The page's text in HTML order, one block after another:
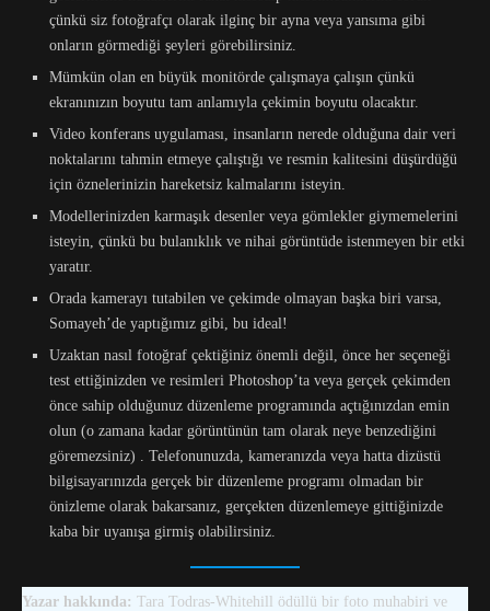
çünkü siz fotoğrafçı olarak ilginç bir ayna veya yansıma gibi
onların görmediği şeyleri görebilirsiniz.
Mümkün olan en büyük monitörde çalışmaya çalışın çünkü
ekranınızın boyutu tam anlamıyla çekimin boyutu olacaktır.
Video konferans uygulaması, insanların nerede olduğuna dair veri
noktalarını tahmin etmeye çalıştığı ve resmin kalitesini düşürdüğü
için öznelerinizin hareketsiz kalmalarını isteyin.
Modellerinizden karmaşık desenler veya gömlekler giymemelerini
isteyin, çünkü bu bulanıklık ve nihai görüntüde istenmeyen bir etki
yaratır.
Orada kamerayı tutabilen ve çekimde olmayan başka biri varsa,
Somayeh’de yaptığımız gibi, bu ideal!
Uzaktan nasıl fotoğraf çektiğiniz önemli değil, önce her seçeneği
test ettiğinizden ve resimleri Photoshop’ta veya gerçek çekimden
önce sahip olduğunuz düzenleme programında açtığınızdan emin
olun (o zamana kadar görüntünün tam olarak neye benzediğini
göremezsiniz) . Telefonunuzda, kameranızda veya hatta dizüstü
bilgisayarınızda gerçek bir düzenleme programı olmadan bir
önizleme olarak bakarsanız, gerçekten düzenlemeye gittiğinizde
kaba bir uyanışa girmiş olabilirsiniz.
Yazar hakkında: Tara Todras-Whitehill ödüllü bir foto muhabiri ve